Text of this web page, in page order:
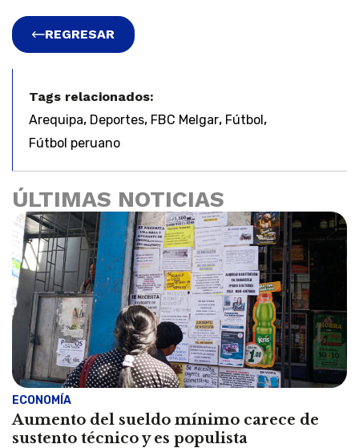
REGRESAR
Tags relacionados:
Arequipa, Deportes, FBC Melgar, Fútbol,
Fútbol peruano
ÚLTIMAS NOTICIAS
ECONOMÍA
Aumento del sueldo mínimo carece de
sustento técnico y es populista